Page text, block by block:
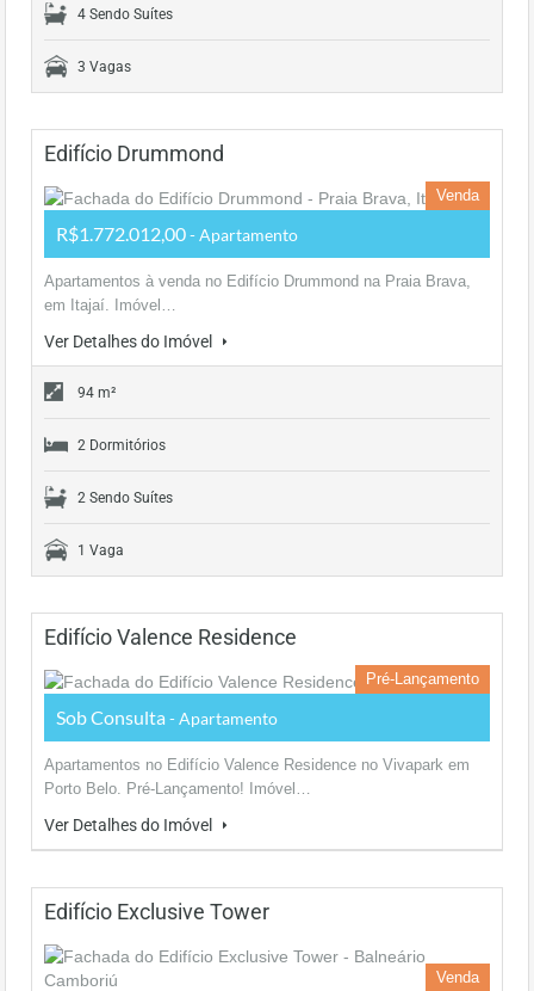
4 Sendo Suítes
3 Vagas
Edifício Drummond
Venda
R$1.772.012,00- Apartamento
Apartamentos à venda no Edifício Drummond na Praia Brava,
em Itajaí. Imóvel…
Ver Detalhes do Imóvel
94 m²
2 Dormitórios
2 Sendo Suítes
1 Vaga
Edifício Valence Residence
Pré-Lançamento
Sob Consulta - Apartamento
Apartamentos no Edifício Valence Residence no Vivapark em
Porto Belo. Pré-Lançamento! Imóvel…
Ver Detalhes do Imóvel
Edifício Exclusive Tower
Venda